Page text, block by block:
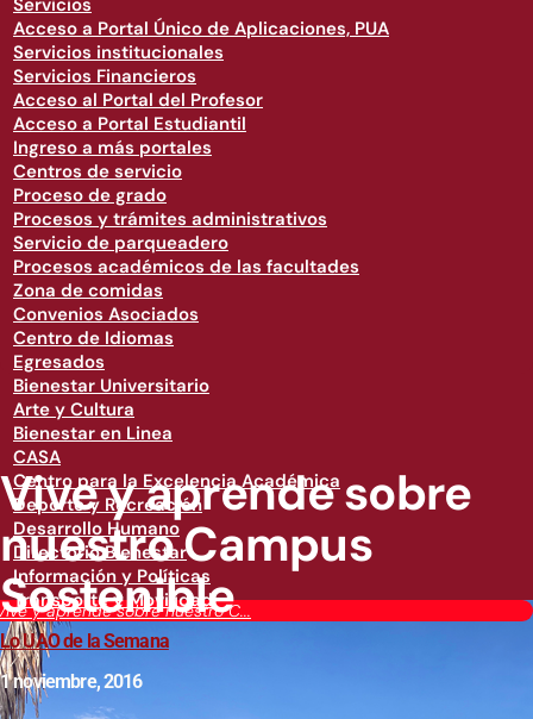
Servicios
Acceso a Portal Único de Aplicaciones, PUA
Servicios institucionales
Servicios Financieros
Acceso al Portal del Profesor
Acceso a Portal Estudiantil
Ingreso a más portales
Centros de servicio
Proceso de grado
Procesos y trámites administrativos
Servicio de parqueadero
Procesos académicos de las facultades
Zona de comidas
Convenios Asociados
Centro de Idiomas
Egresados
Bienestar Universitario
Arte y Cultura
Bienestar en Linea
CASA
Centro para la Excelencia Académica
Deporte y Recreación
Desarrollo Humano
Directorio Bienestar
Información y Políticas
Transporte y Movilidad
y aprende sobre nuestro C...
Vive y aprende sobre
nuestro Campus
Sostenible
Lo UAO de la Semana
1 noviembre, 2016